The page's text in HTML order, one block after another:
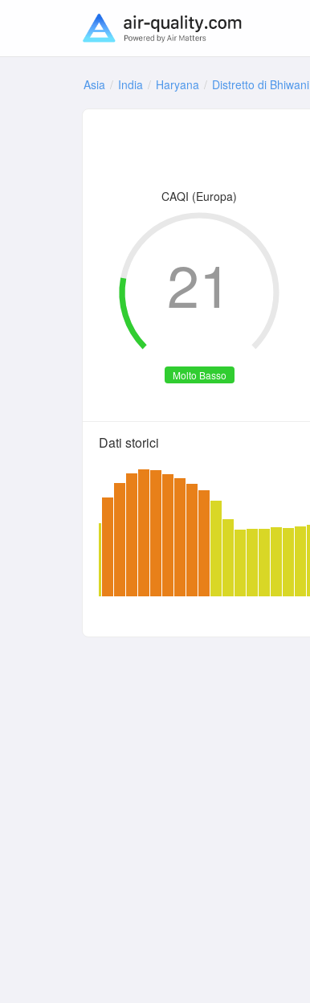
Asia India Haryana Distretto di Bhiwani
CAQI (Europa)
Molto Basso
21
Dati storici